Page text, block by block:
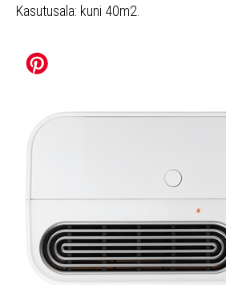
Kasutusala: kuni 40m2.